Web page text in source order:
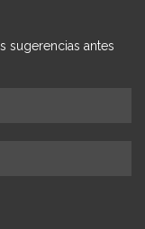
sugerencias antes